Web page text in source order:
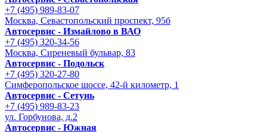
+7 (495) 989-83-07
Москва, Севастопольский проспект, 95б
Автосервис - Измайлово в ВАО
+7 (495) 320-34-56
Москва, Сиреневый бульвар, 83
Автосервис - Подольск
+7 (495) 320-27-80
Симферопольское шоссе, 42-й километр, 1
Автосервис - Сетунь
+7 (495) 989-83-23
ул. Горбунова, д.2
Автосервис - Южная